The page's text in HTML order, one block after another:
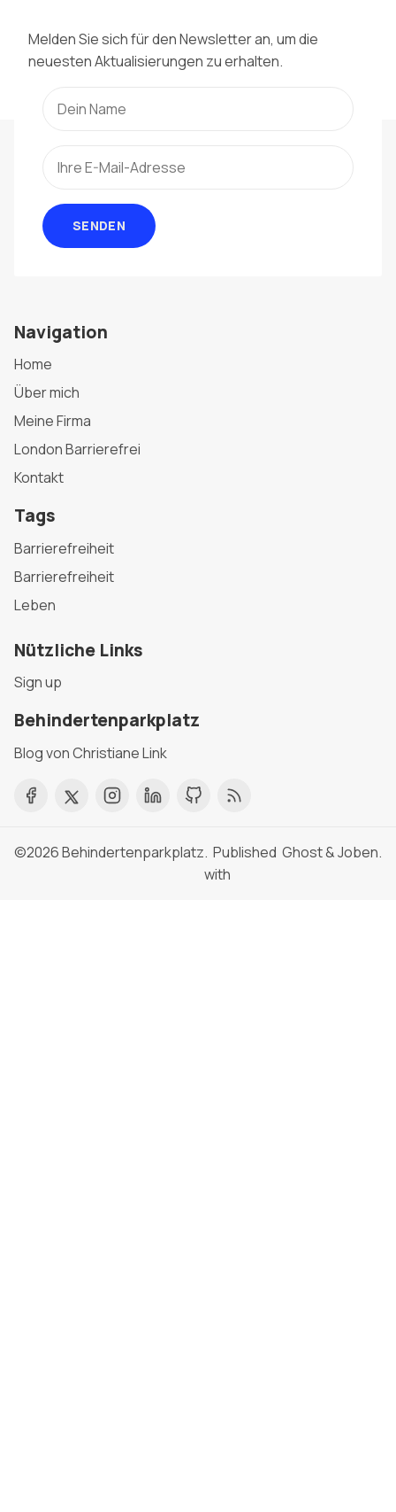
Melden Sie sich für den Newsletter an, um die
neuesten Aktualisierungen zu erhalten.
SENDEN
Navigation
Home
Über mich
Meine Firma
London Barrierefrei
Kontakt
Tags
Barrierefreiheit
Barrierefreiheit
Leben
Nützliche Links
Sign up
Behindertenparkplatz
Blog von Christiane Link
©2026Behindertenparkplatz. Published
with
Ghost&Joben.